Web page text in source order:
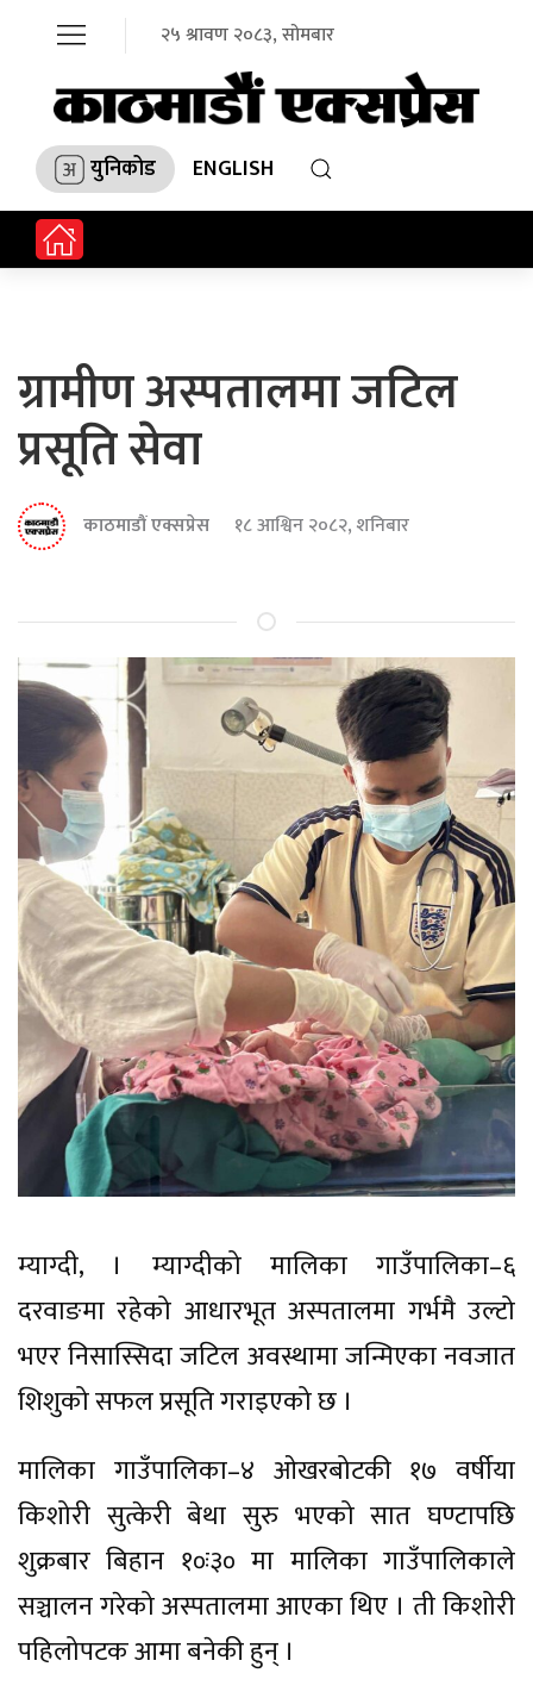
२५ श्रावण २०८३, सोमबार
युनिकोड ENGLISH
ग्रामीण अस्पतालमा जटिल
प्रसूति सेवा
काठमाडौं एक्सप्रेस १८ आश्विन २०८२, शनिबार
म्याग्दी, । म्याग्दीको मालिका गाउँपालिका–६
दरवाङमा रहेको आधारभूत अस्पतालमा गर्भमै उल्टो
भएर निसास्सिदा जटिल अवस्थामा जन्मिएका नवजात
शिशुको सफल प्रसूति गराइएको छ ।
मालिका गाउँपालिका–४ ओखरबोटकी १७ वर्षीया
किशोरी सुत्केरी बेथा सुरु भएको सात घण्टापछि
शुक्रबार बिहान १०ः३० मा मालिका गाउँपालिकाले
सञ्चालन गरेको अस्पतालमा आएका थिए । ती किशोरी
पहिलोपटक आमा बनेकी हुन् ।